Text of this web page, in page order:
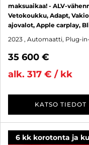
maksuaikaa! - ALV-
Vetokoukku, Adapt,
ajovalot, Apple carplay,
2023 , Automaatti, Plug-
35 600 €
alk. 317 € / kk
KATSO TIEDOT
6 kk korotonta ja